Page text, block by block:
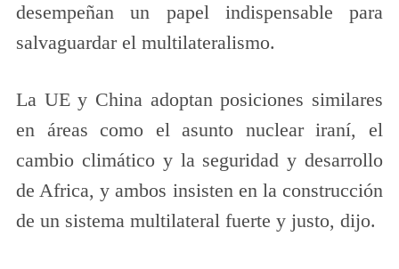
desempeñan un papel indispensable para
salvaguardar el multilateralismo.
La UE y China adoptan posiciones similares
en áreas como el asunto nuclear iraní, el
cambio climático y la seguridad y desarrollo
de Africa, y ambos insisten en la construcción
de un sistema multilateral fuerte y justo, dijo.